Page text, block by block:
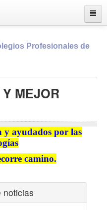
Profesionales de
Y MEJOR
y ayudados por las
camino.
noticias